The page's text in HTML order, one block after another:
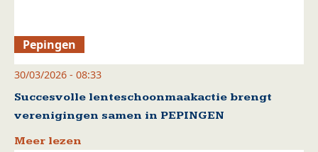
Pepingen
30/03/2026 - 08:33
Succesvolle lenteschoonmaakactie brengt
verenigingen samen in PEPINGEN
Meer lezen